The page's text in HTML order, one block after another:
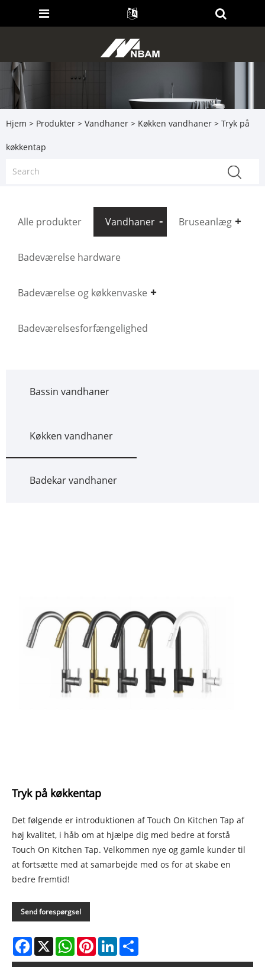
Hjem > Produkter > Vandhaner > Køkken vandhaner > Tryk på
køkkentap
Alle produkter Vandhaner Bruseanlæg
Badeværelse hardware
Badeværelse og køkkenvaske
Badeværelsesforfængelighed
Bassin vandhaner
Køkken vandhaner
Badekar vandhaner
Tryk på køkkentap
Det følgende er introduktionen af ​​Touch On Kitchen Tap af
høj kvalitet, i håb om at hjælpe dig med bedre at forstå
Touch On Kitchen Tap. Velkommen nye og gamle kunder til
at fortsætte med at samarbejde med os for at skabe en
bedre fremtid!
Send forespørgsel
Facebook
X WhatsAppPinterestLinkedIn